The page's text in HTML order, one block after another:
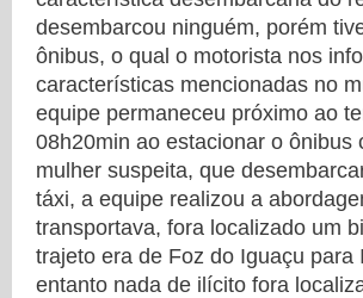
desembarcou ninguém, porém
ônibus, o qual o motorista nos
características mencionadas no
equipe permaneceu próximo ao
08h20min ao estacionar o
mulher suspeita, que
táxi, a equipe realizou a
transportava, fora localizado um
trajeto era de Foz do Iguaçu
entanto nada de ilícito fora